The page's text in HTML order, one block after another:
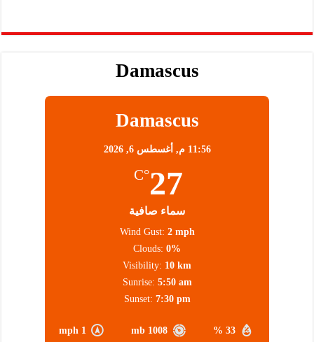
Damascus
Damascus
11:56 م, أغسطس 6, 2026
27
°C
سماء صافية
33 %
1008 mb
1 mph
Wind Gust: 2 mph
Clouds: 0%
Visibility: 10 km
Sunrise: 5:50 am
Sunset: 7:30 pm